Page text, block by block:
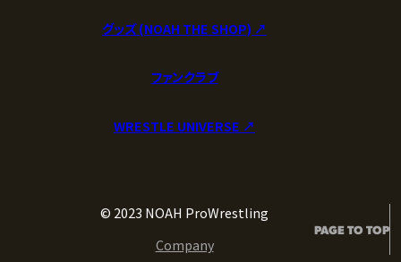
グッズ (NOAH THE SHOP) ↗︎
ファンクラブ
WRESTLE UNIVERSE ↗︎
© 2023 NOAH ProWrestling
Company
PAGE TO TOP